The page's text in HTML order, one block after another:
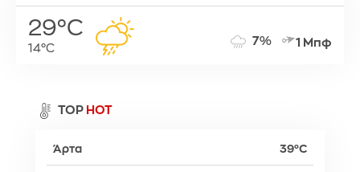
29°C
14°C
7% 1 Μπφ
TOP HOT
Άρτα 39°C